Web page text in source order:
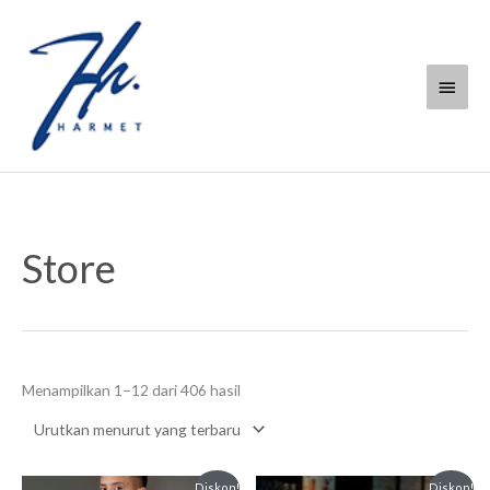
Store
Menampilkan 1–12 dari 406 hasil
Diskon!
Harga
Diskon!
Harga
Harga